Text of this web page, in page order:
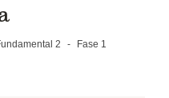
2 - Fase 1